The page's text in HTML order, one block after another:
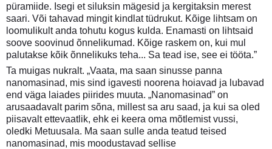
püramiide. Isegi et siluksin mägesid ja kergitaksin merest
saari. Või tahavad mingit kindlat tüdrukut. Kõige lihtsam on
loomulikult anda tohutu kogus kulda. Enamasti on lihtsaid
soove soovinud õnnelikumad. Kõige raskem on, kui mul
palutakse kõik õnnelikuks teha... Sa tead ise, see ei tööta.”
Ta muigas nukralt. „Vaata, ma saan sinusse panna
nanomasinad, mis sind igavesti noorena hoiavad ja lubavad
end väga laiades piirides muuta. „Nanomasinad” on
arusaadavalt parim sõna, millest sa aru saad, ja kui sa oled
piisavalt ettevaatlik, ehk ei keera oma mõtlemist vussi,
oledki Metuusala. Ma saan sulle anda teatud teised
nanomasinad, mis moodustavad sellise